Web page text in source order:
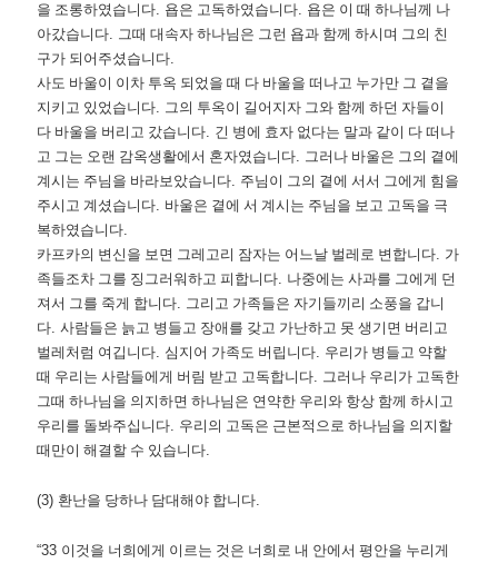
을 조롱하였습니다. 욥은 고독하였습니다. 욥은 이 때 하나님께 나
아갔습니다. 그때 대속자 하나님은 그런 욥과 함께 하시며 그의 친
구가 되어주셨습니다.
사도 바울이 이차 투옥 되었을 때 다 바울을 떠나고 누가만 그 곁을
지키고 있었습니다. 그의 투옥이 길어지자 그와 함께 하던 자들이
다 바울을 버리고 갔습니다. 긴 병에 효자 없다는 말과 같이 다 떠나
고 그는 오랜 감옥생활에서 혼자였습니다. 그러나 바울은 그의 곁에
계시는 주님을 바라보았습니다. 주님이 그의 곁에 서서 그에게 힘을
주시고 계셨습니다. 바울은 곁에 서 계시는 주님을 보고 고독을 극
복하였습니다.
카프카의 변신을 보면 그레고리 잠자는 어느날 벌레로 변합니다. 가
족들조차 그를 징그러워하고 피합니다. 나중에는 사과를 그에게 던
져서 그를 죽게 합니다. 그리고 가족들은 자기들끼리 소풍을 갑니
다.사람들은 늙고 병들고 장애를 갖고 가난하고 못 생기면 버리고
벌레처럼 여깁니다. 심지어 가족도 버립니다. 우리가 병들고 약할
때 우리는 사람들에게 버림 받고 고독합니다. 그러나 우리가 고독한
그때 하나님을 의지하면 하나님은 연약한 우리와 항상 함께 하시고
우리를 돌봐주십니다. 우리의 고독은 근본적으로 하나님을 의지할
때만이 해결할 수 있습니다.
(3) 환난을 당하나 담대해야 합니다.
“33 이것을 너희에게 이르는 것은 너희로 내 안에서 평안을 누리게